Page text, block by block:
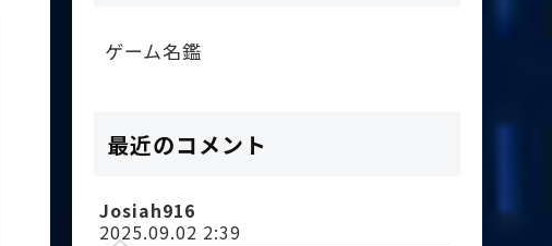
ゲーム名鑑
最近のコメント
Josiah916
2025.09.02 2:39